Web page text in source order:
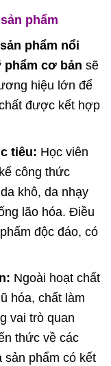
phẩm
phẩm nổi
phẩm cơ bản sẽ
hiệu lớn để
được kết hợp
tiêu: Học viên
công thức
khô, da nhạy
lão hóa. Điều
độc đáo, có
Ngoài hoạt chất
hóa, chất làm
vai trò quan
thức về các
sản phẩm có kết